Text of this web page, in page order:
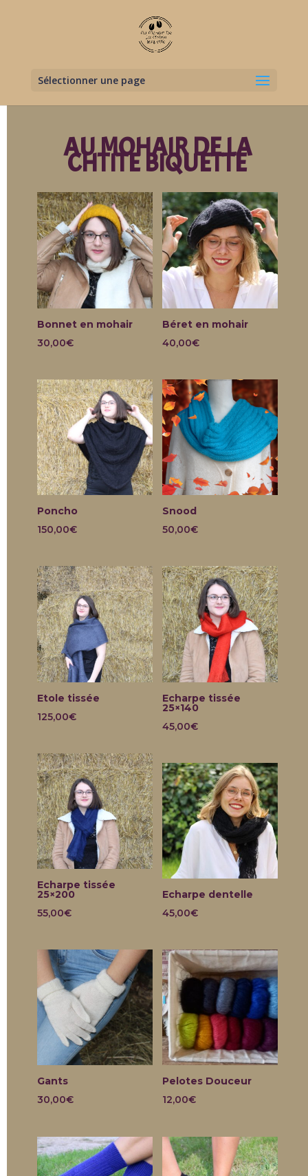
Sélectionner une page
AU MOHAIR DE LA
CHTITE BIQUETTE
Bonnet en mohair
30,00€
Béret en mohair
40,00€
Poncho
150,00€
Snood
50,00€
Etole tissée
125,00€
Echarpe tissée
25×140
45,00€
Echarpe tissée
25×200
55,00€
Echarpe dentelle
45,00€
Gants
30,00€
Pelotes Douceur
12,00€